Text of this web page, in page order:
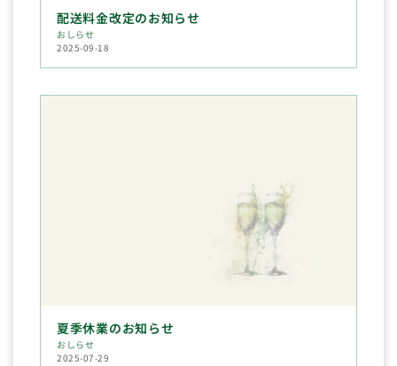
配送料金改定のお知らせ
おしらせ
2025-09-18
夏季休業のお知らせ
おしらせ
2025-07-29